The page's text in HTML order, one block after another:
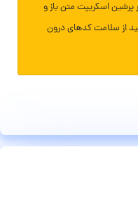
اسکریپت متن باز و
از سلامت کدهای درون